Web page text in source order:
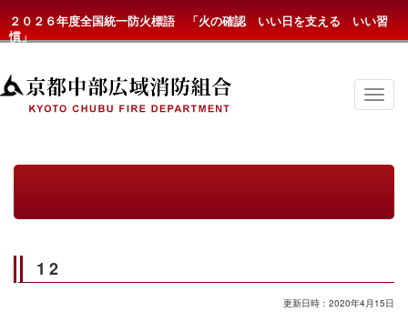
２０２６年度全国統一防火標語 「火の確認 いい日を支える いい習
慣」
京
都
組
ニ
ー
12
更新日時：2020年4月15日